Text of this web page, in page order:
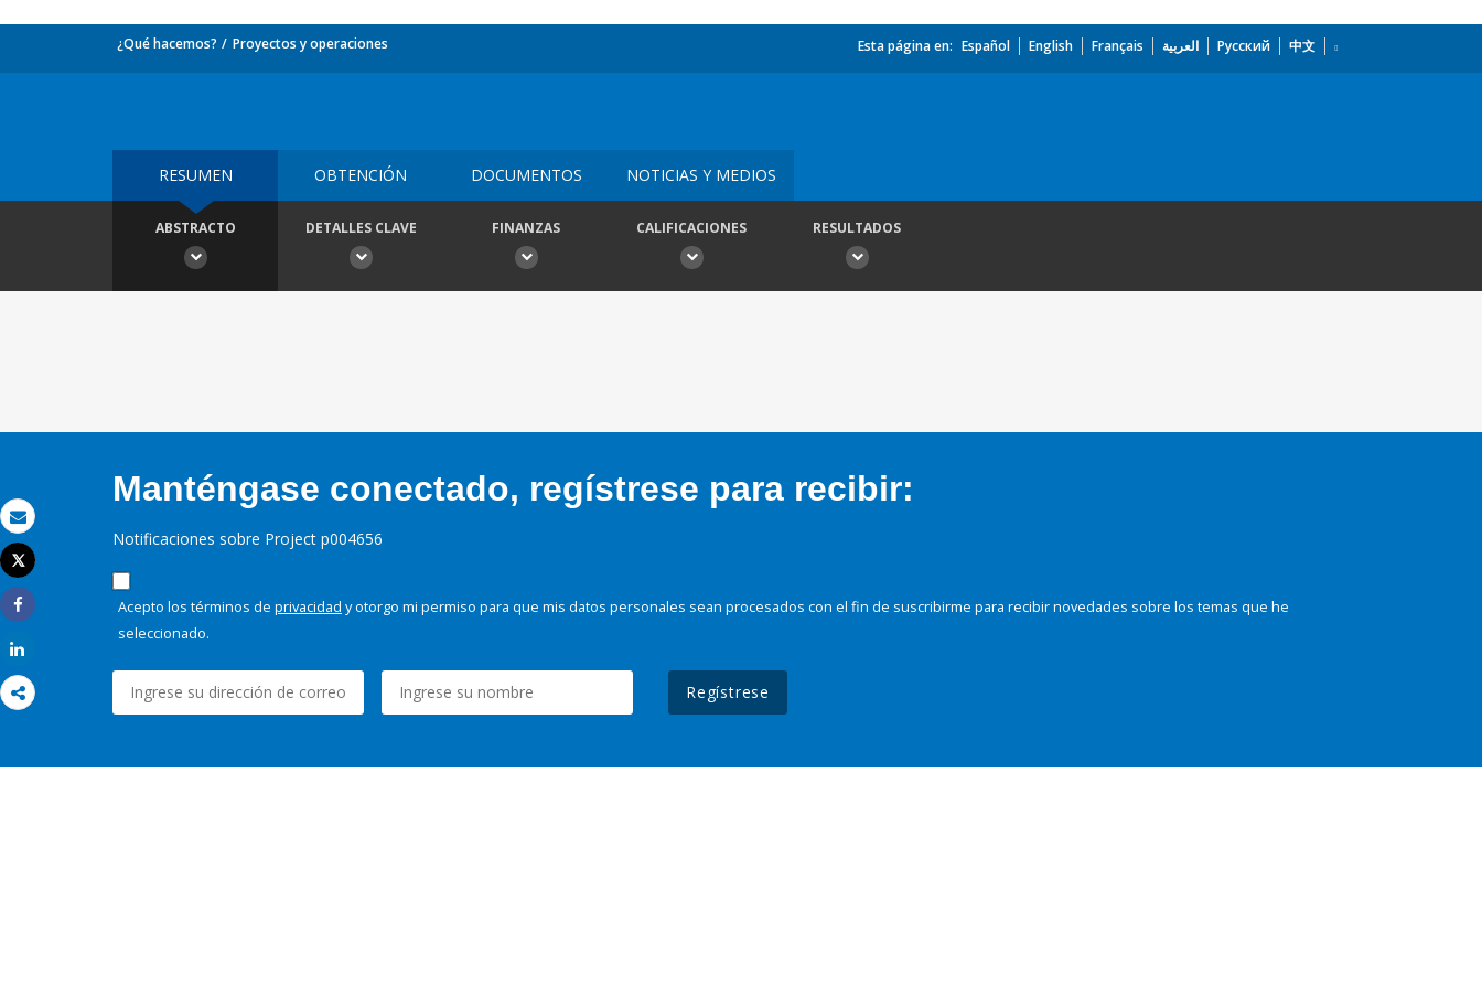
Correo electrónico
Imprimir
Tweet
Share
¿Qué hacemos? Proyectos y operaciones Esta página en: Español English Français العربية Русский 中文
RESUMEN OBTENCIÓN DOCUMENTOS NOTICIAS Y MEDIOS
ABSTRACTO DETALLES CLAVE FINANZAS CALIFICACIONES RESULTADOS
Manténgase conectado, regístrese para recibir:
Notificaciones sobre Project p004656
Acepto los términos de privacidad y otorgo mi permiso para que mis datos personales sean procesados con el fin de suscribirme para recibir novedades sobre los temas que he
seleccionado.
Regístrese